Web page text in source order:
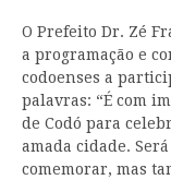
O Prefeito Dr. Zé
a programação e
codoenses a
palavras: “É com
de Codó para
amada cidade.
comemorar, mas